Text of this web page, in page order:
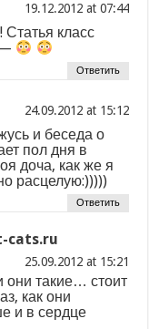
at
класс
Ответить
at
и беседа о
пол дня в
доча, как же я
расцелую:)))))
Ответить
cats.ru
at
они такие… стоит
как они
и в сердце